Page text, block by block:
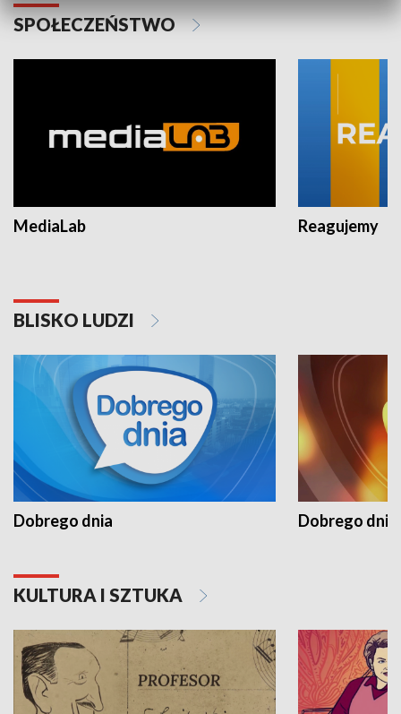
SPOŁECZEŃSTWO
MediaLab Reagujemy
BLISKO LUDZI
Dobrego dnia Dobrego dnia
KULTURA I SZTUKA